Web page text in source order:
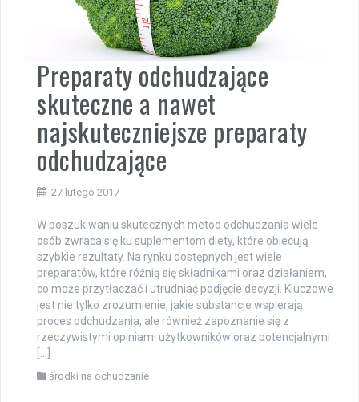
Preparaty odchudzające
skuteczne a nawet
najskuteczniejsze preparaty
odchudzające
27 lutego 2017
W poszukiwaniu skutecznych metod odchudzania wiele
osób zwraca się ku suplementom diety, które obiecują
szybkie rezultaty. Na rynku dostępnych jest wiele
preparatów, które różnią się składnikami oraz działaniem,
co może przytłaczać i utrudniać podjęcie decyzji. Kluczowe
jest nie tylko zrozumienie, jakie substancje wspierają
proces odchudzania, ale również zapoznanie się z
rzeczywistymi opiniami użytkowników oraz potencjalnymi
[…]
środki na ochudzanie